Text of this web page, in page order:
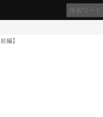
編】